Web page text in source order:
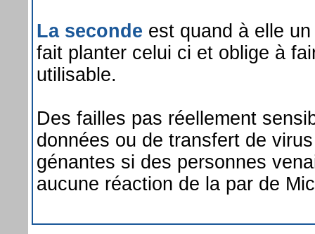
La seconde est quand à elle
fait planter celui ci et oblige à
utilisable.
Des failles pas réellement
données ou de transfert de
génantes si des personnes
aucune réaction de la par de